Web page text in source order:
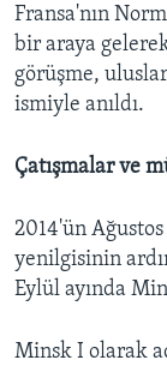
Fransa'nın
bir araya
görüşme,
ismiyle anıldı.
Çatışmalar ve
2014'ün
yenilgisinin
Eylül ayında
Minsk I olarak